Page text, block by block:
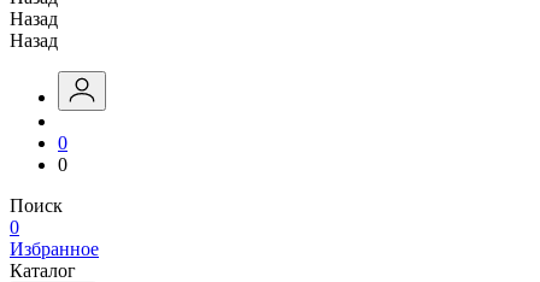
Назад
Назад
0
0
Поиск
0
Избранное
Каталог